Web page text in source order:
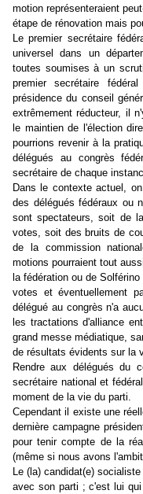
motion représenteraient
étape de rénovation mais
Le premier secrétaire
universel dans un
toutes soumises à un
premier secrétaire
présidence du conseil
extrêmement réducteur, il
le maintien de l'élection
pourrions revenir à la
délégués au congrès
secrétaire de chaque
Dans le contexte actuel,
des délégués fédéraux ou
sont spectateurs, soit de
votes, soit des bruits de
de la commission
motions pourraient tout
la fédération ou de
votes et éventuellement
délégué au congrès n'a
les tractations d'alliance
grand messe médiatique,
de résultats évidents sur la
Rendre aux délégués du
secrétaire national et
moment de la vie du parti.
Cependant il existe une
dernière campagne
pour tenir compte de la
(même si nous avons
Le (la) candidat(e)
avec son parti ; c'est lui